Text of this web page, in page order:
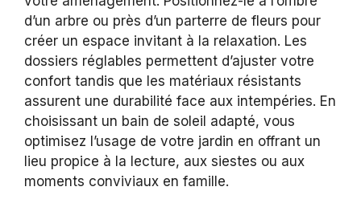
d’un arbre ou près d’un parterre de fleurs pour
créer un espace invitant à la relaxation. Les
dossiers réglables permettent d’ajuster votre
confort tandis que les matériaux résistants
assurent une durabilité face aux intempéries. En
choisissant un bain de soleil adapté, vous
optimisez l’usage de votre jardin en offrant un
lieu propice à la lecture, aux siestes ou aux
moments conviviaux en famille.